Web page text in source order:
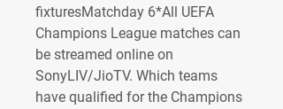
fixturesMatchday 6*All UEFA
Champions League matches can
be streamed online on
SonyLIV/JioTV. Which teams
have qualified for the Champions